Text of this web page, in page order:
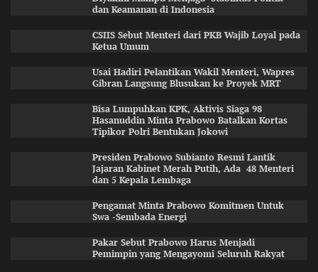
dan Keamanan di Indonesia
CSIIS Sebut Menteri dari PKB Wajib Loyal pada
Ketua Umum
Usai Hadiri Pelantikan Wakil Menteri, Wapres
Gibran Langsung Blusukan ke Proyek MRT
Bisa Lumpuhkan KPK, Aktivis Siaga 98
Hasanuddin Minta Prabowo Batalkan Kortas
Tipikor Polri Bentukan Jokowi
Presiden Prabowo Subianto Resmi Lantik
Jajaran Kabinet Merah Putih, Ada 48 Menteri
dan 5 Kepala Lembaga
Pengamat Minta Prabowo Komitmen Untuk
Swa -Sembada Energi
Pakar Sebut Prabowo Harus Menjadi
Pemimpin yang Mengayomi Seluruh Rakyat